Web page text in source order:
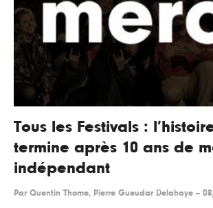
Tous les Festivals :
termine après 10 ans de
indépendant
Par Quentin Thome, Pierre Gueudar Delahaye --